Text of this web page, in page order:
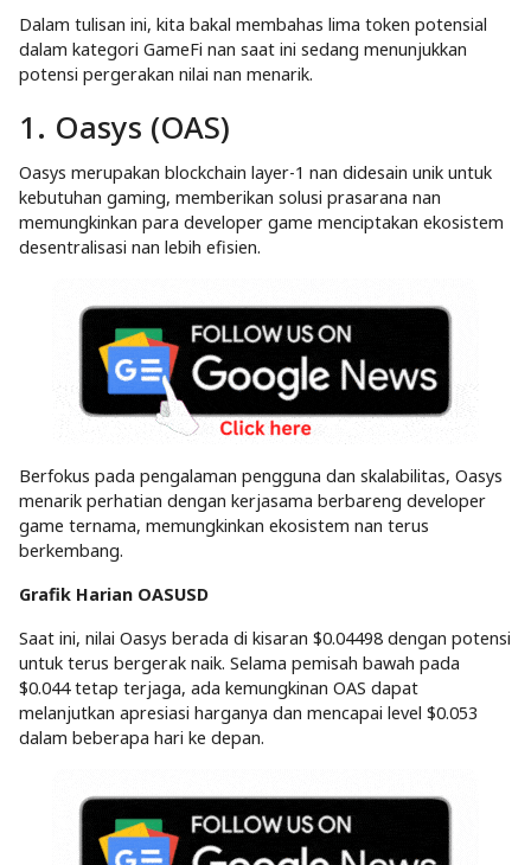
Dalam tulisan ini, kita bakal membahas lima token potensial
dalam kategori GameFi nan saat ini sedang menunjukkan
potensi pergerakan nilai nan menarik.
1. Oasys (OAS)
Oasys merupakan blockchain layer-1 nan didesain unik untuk
kebutuhan gaming, memberikan solusi prasarana nan
memungkinkan para developer game menciptakan ekosistem
desentralisasi nan lebih efisien.
Berfokus pada pengalaman pengguna dan skalabilitas, Oasys
menarik perhatian dengan kerjasama berbareng developer
game ternama, memungkinkan ekosistem nan terus
berkembang.
Grafik Harian OASUSD
Saat ini, nilai Oasys berada di kisaran $0.04498 dengan potensi
untuk terus bergerak naik. Selama pemisah bawah pada
$0.044 tetap terjaga, ada kemungkinan OAS dapat
melanjutkan apresiasi harganya dan mencapai level $0.053
dalam beberapa hari ke depan.